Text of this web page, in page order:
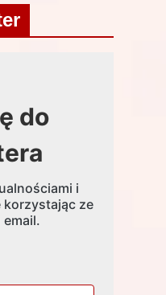
do
i
korzystając ze